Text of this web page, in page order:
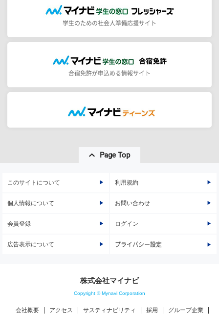
学生のための社会人準備応援サイト
合宿免許が申込める情報サイト
Page Top
このサイトについて 利用規約
個人情報について お問い合わせ
会員登録 ログイン
広告表示について プライバシー設定
株式会社マイナビ
Copyright © Mynavi Corporation
会社概要 アクセス サスティナビリティ 採用 グループ企業